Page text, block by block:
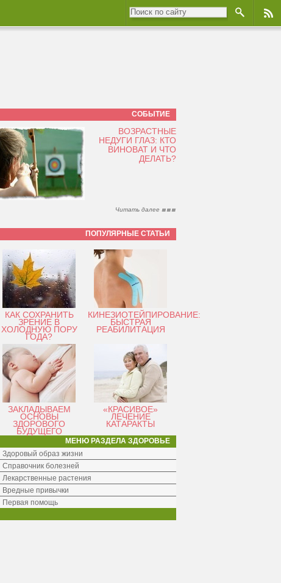
СОБЫТИЕ
ВОЗРАСТНЫЕ
НЕДУГИ ГЛАЗ: КТО
ВИНОВАТ И ЧТО
ДЕЛАТЬ?
Читать далее
ПОПУЛЯРНЫЕ СТАТЬИ
КАК СОХРАНИТЬ
ЗРЕНИЕ В
ХОЛОДНУЮ ПОРУ
ГОДА?
КИНЕЗИОТЕЙПИРОВАНИЕ:
БЫСТРАЯ
РЕАБИЛИТАЦИЯ
ЗАКЛАДЫВАЕМ
ОСНОВЫ
ЗДОРОВОГО
БУДУЩЕГО
«КРАСИВОЕ»
ЛЕЧЕНИЕ
КАТАРАКТЫ
МЕНЮ РАЗДЕЛА ЗДОРОВЬЕ
Здоровый образ жизни
Справочник болезней
Лекарственные растения
Вредные привычки
Первая помощь